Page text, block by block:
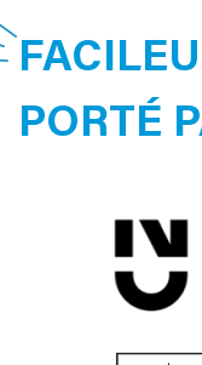
PORTÉ